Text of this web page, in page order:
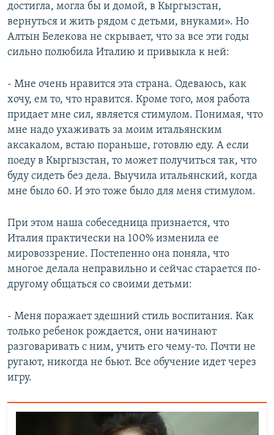
достигла, могла бы и домой, в Кыргызстан,
вернуться и жить рядом с детьми, внуками». Но
Алтын Белекова не скрывает, что за все эти годы
сильно полюбила Италию и привыкла к ней:
- Мне очень нравится эта страна. Одеваюсь, как
хочу, ем то, что нравится. Кроме того, моя работа
придает мне сил, является стимулом. Понимая, что
мне надо ухаживать за моим итальянским
аксакалом, встаю пораньше, готовлю еду. А если
поеду в Кыргызстан, то может получиться так, что
буду сидеть без дела. Выучила итальянский, когда
мне было 60. И это тоже было для меня стимулом.
При этом наша собеседница признается, что
Италия практически на 100% изменила ее
мировоззрение. Постепенно она поняла, что
многое делала неправильно и сейчас старается по-
другому общаться со своими детьми:
- Меня поражает здешний стиль воспитания. Как
только ребенок рождается, они начинают
разговаривать с ним, учить его чему-то. Почти не
ругают, никогда не бьют. Все обучение идет через
игру.